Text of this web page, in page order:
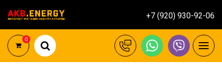
+7 (920) 930-92-06
0